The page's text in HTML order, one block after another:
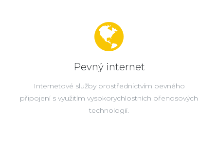
Pevný internet
Internetové služby prostřednictvím pevného
připojení s využitím vysokorychlostních přenosových
technologií.